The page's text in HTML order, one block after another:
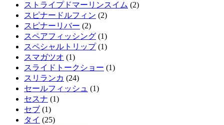
ストライプドマーリンスイム (2)
スピナードルフィン (2)
スピナーリバー (2)
スペアフィッシング (1)
スペシャルトリップ(1)
スマガツオ (1)
スライドトークショー (1)
スリランカ (24)
セールフィッシュ (1)
セスナ (1)
セブ (1)
タイ (25)